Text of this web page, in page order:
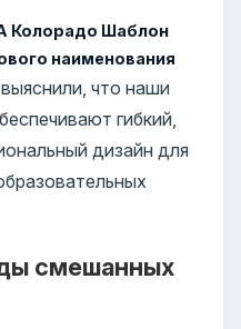
Колорадо Шаблон
наименования
что наши
гибкий,
дизайн для
смешанных